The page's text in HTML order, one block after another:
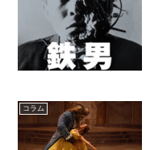
コラム